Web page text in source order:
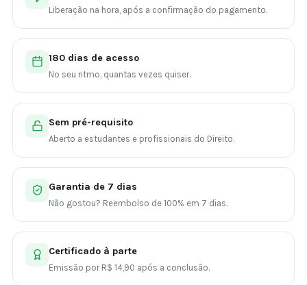
Liberação na hora, após a confirmação do pagamento.
180 dias de acesso
No seu ritmo, quantas vezes quiser.
Sem pré-requisito
Aberto a estudantes e profissionais do Direito.
Garantia de 7 dias
Não gostou? Reembolso de 100% em 7 dias.
Certificado à parte
Emissão por R$ 14,90 após a conclusão.